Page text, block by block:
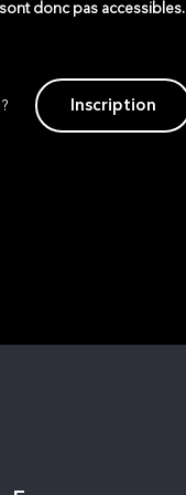
donc pas accessibles.
Inscription